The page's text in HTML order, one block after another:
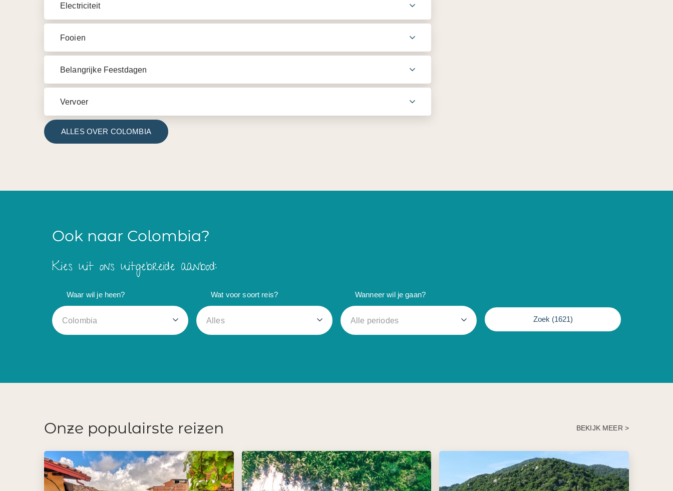
Electriciteit
Fooien
Belangrijke Feestdagen
Vervoer
ALLES OVER COLOMBIA
Ook naar Colombia?
Kies uit ons uitgebreide aanbod:
Waar wil je heen?
Colombia
Wat voor soort reis?
Alles
Wanneer wil je gaan?
Alle periodes Zoek (1621)
Onze populairste reizen BEKIJK MEER >